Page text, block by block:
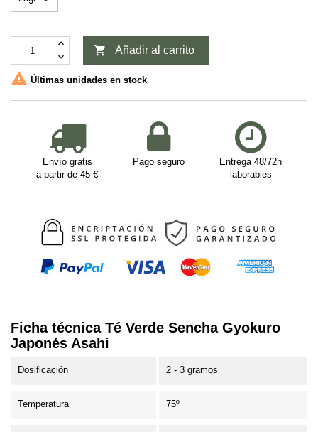
 Añadir al carrito
 Últimas unidades en stock
Envío gratis
a partir de 45 €
Pago seguro
Entrega 48/72h
laborables
Ficha técnica Té Verde Sencha Gyokuro
Japonés Asahi
Dosificación 2 - 3 gramos
Temperatura 75º